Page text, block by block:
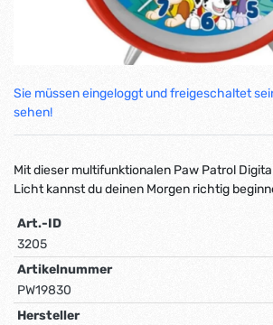
Sie müssen eingeloggt und freigeschaltet
sehen!
Mit dieser multifunktionalen Paw Patrol
Licht kannst du deinen Morgen richtig
Art.-ID
3205
Artikelnummer
PW19830
Hersteller